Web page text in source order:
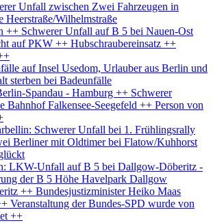
Unfall zwischen Zwei Fahrzeugen in
Heerstraße/Wilhelmstraße
++ Schwerer Unfall auf B 5 bei Nauen-Ost
auf PKW ++ Hubschraubereinsatz ++
auf Insel Usedom, Urlauber aus Berlin und
sterben bei Badeunfälle
Spandau - Hamburg ++ Schwerer
Bahnhof Falkensee-Seegefeld ++ Person von
Schwerer Unfall bei 1. Frühlingsrally
Berliner mit Oldtimer bei Flatow/Kuhhorst
LKW-Unfall auf B 5 bei Dallgow-Döberitz -
der B 5 Höhe Havelpark Dallgow
++ Bundesjustizminister Heiko Maas
Veranstaltung der Bundes-SPD wurde von
++